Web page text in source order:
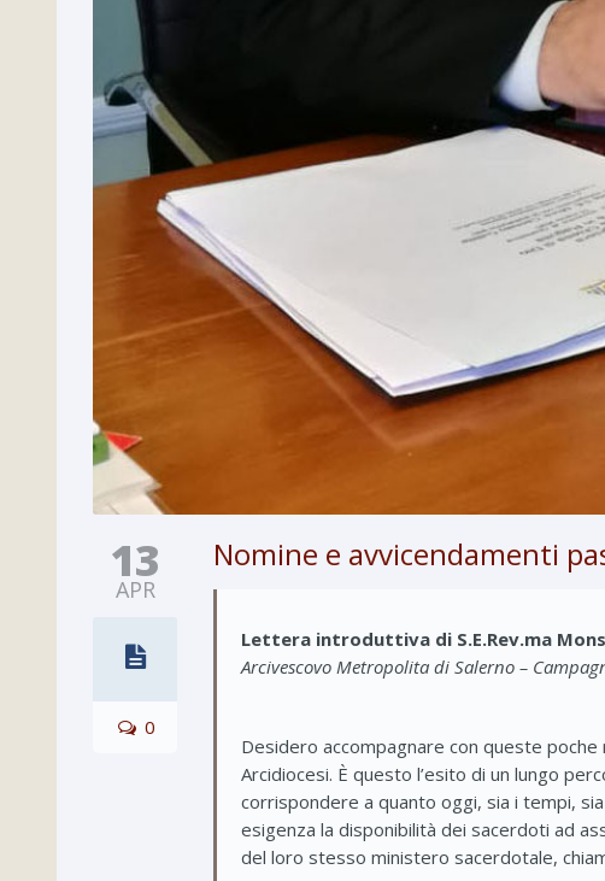
13
APR
0
Nomine e avvicendamenti
Lettera introduttiva di S.E.Rev.ma Mons.
Arcivescovo Metropolita di Salerno –
Desidero accompagnare con queste
Arcidiocesi. È questo l’esito di un lungo
corrispondere a quanto oggi, sia i tempi,
esigenza la disponibilità dei sacerdoti ad
del loro stesso ministero sacerdotale,